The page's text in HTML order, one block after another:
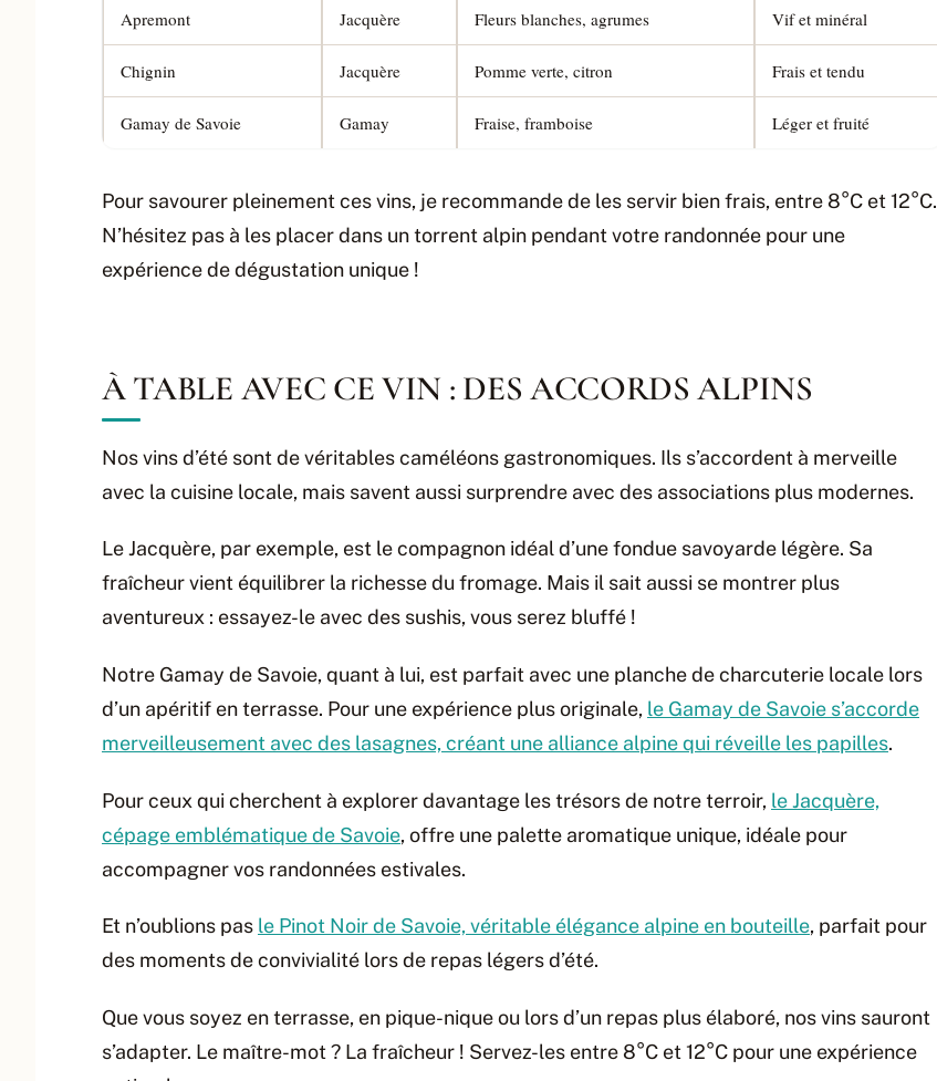
Apremont Jacquère Fleurs blanches, agrumes Vif et minéral
Chignin Jacquère Pomme verte, citron Frais et tendu
Gamay de Savoie Gamay Fraise, framboise Léger et fruité
Pour savourer pleinement ces vins, je recommande de les servir bien frais, entre 8°C et 12°C.
N’hésitez pas à les placer dans un torrent alpin pendant votre randonnée pour une
expérience de dégustation unique !
À TABLE AVEC CE VIN : DES ACCORDS ALPINS
Nos vins d’été sont de véritables caméléons gastronomiques. Ils s’accordent à merveille
avec la cuisine locale, mais savent aussi surprendre avec des associations plus modernes.
Le Jacquère, par exemple, est le compagnon idéal d’une fondue savoyarde légère. Sa
fraîcheur vient équilibrer la richesse du fromage. Mais il sait aussi se montrer plus
aventureux : essayez-le avec des sushis, vous serez bluffé !
Notre Gamay de Savoie, quant à lui, est parfait avec une planche de charcuterie locale lors
d’un apéritif en terrasse. Pour une expérience plus originale, le Gamay de Savoie s’accorde
merveilleusement avec des lasagnes, créant une alliance alpine qui réveille les papilles.
Pour ceux qui cherchent à explorer davantage les trésors de notre terroir, le Jacquère,
cépage emblématique de Savoie, offre une palette aromatique unique, idéale pour
accompagner vos randonnées estivales.
Et n’oublions pas le Pinot Noir de Savoie, véritable élégance alpine en bouteille, parfait pour
des moments de convivialité lors de repas légers d’été.
Que vous soyez en terrasse, en pique-nique ou lors d’un repas plus élaboré, nos vins sauront
s’adapter. Le maître-mot ? La fraîcheur ! Servez-les entre 8°C et 12°C pour une expérience